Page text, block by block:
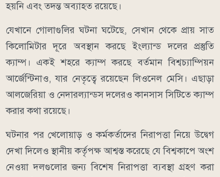
হয়নি এবং তদন্ত অব্যাহত রয়েছে।
যেখানে গোলাগুলির ঘটনা ঘটেছে, সেখান থেকে প্রায় সাত
কিলোমিটার দূরে অবস্থান করছে ইংল্যান্ড দলের প্রস্তুতি
ক্যাম্প। একই শহরে ক্যাম্প করছে বর্তমান বিশ্বচ্যাম্পিয়ন
আর্জেন্টিনাও, যার নেতৃত্বে রয়েছেনলিওনেল মেসি। এছাড়া
আলজেরিয়াও নেদারল্যান্ডসদলেরও কানসাস সিটিতে ক্যাম্প
করার কথা রয়েছে।
ঘটনার পর খেলোয়াড় ও কর্মকর্তাদের নিরাপত্তা নিয়ে উদ্বেগ
দেখা দিলেও স্থানীয় কর্তৃপক্ষ আশ্বস্ত করেছে যে বিশ্বকাপে অংশ
নেওয়া দলগুলোর জন্য বিশেষ নিরাপত্তা ব্যবস্থা গ্রহণ করা